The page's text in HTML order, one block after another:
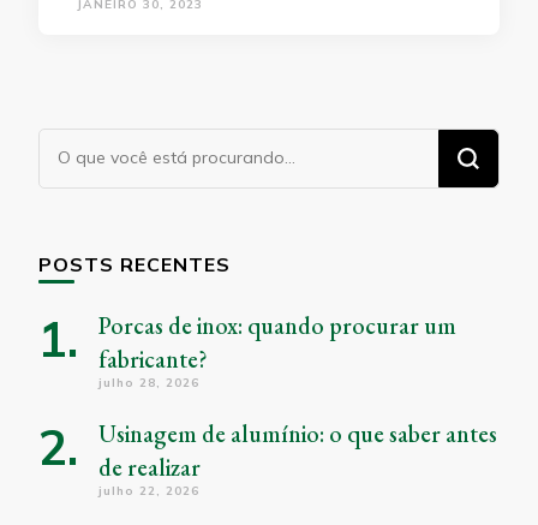
JANEIRO 30, 2023
Procurando
algo?
POSTS RECENTES
Porcas de inox: quando procurar um
fabricante?
julho 28, 2026
Usinagem de alumínio: o que saber antes
de realizar
julho 22, 2026